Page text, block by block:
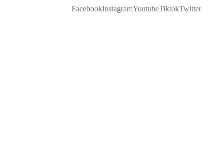
FacebookInstagramYoutubeTiktokTwitter